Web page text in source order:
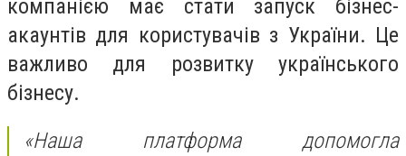
компанією має стати запуск бізнес-
акаунтів для користувачів з України. Це
важливо для розвитку українського
бізнесу.
«Наша платформа допомогла